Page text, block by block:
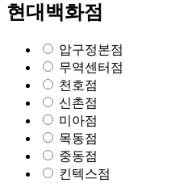
현대백화점
압구정본점
무역센터점
천호점
신촌점
미아점
목동점
중동점
킨텍스점